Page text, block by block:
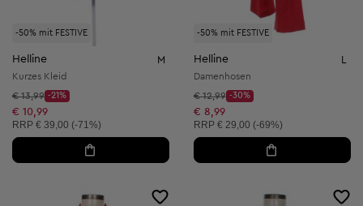
-50% mit FESTIVE
Helline M
Kurzes Kleid
Startpreis:
€ 13,99
Discount Price:
-21%
Reduzierter Preis:
€ 10,99
Unverbindliche Preisempfehlung:
RRP € 39,00 (-71%)
-50% mit FESTIVE
Helline
Damenhosen
Startpreis:
€ 12,99
Discount Price:
-30%
Reduzierter Preis:
€ 8,99
Unverbindliche Preisempfehlung:
RRP € 29,00 (-69%)